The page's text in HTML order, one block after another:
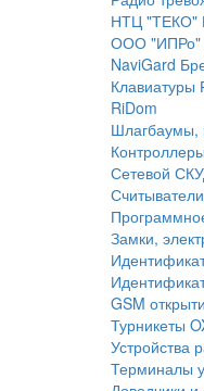
НТЦ "ТЕКО"
ООО "ИПРо"
NaviGard
Клавиатуры
RiDom
Шлагбаумы,
Сетевой
Замки,
GSM
Турникеты
Устройства
Терминалы